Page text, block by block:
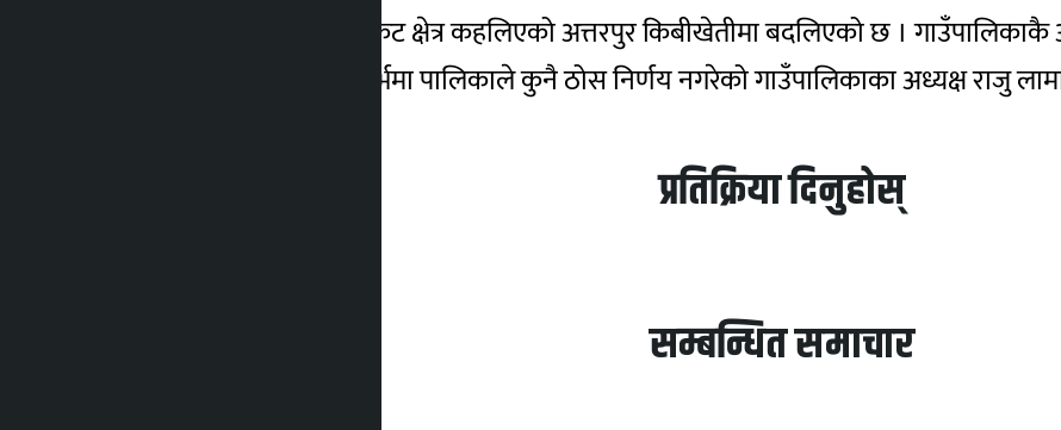
केही वर्षअघि अलैँचीको पकेट क्षेत्र कहलिएको अत्तरपुर किबीखेतीमा बदलिएको छ । गाउँपालिकाकै
रोग लागेर नष्ट भएको सन्दर्भमा पालिकाले कुनै ठोस निर्णय नगरेको गाउँपालिकाका अध्यक्ष राजु
प्रतिक्रिया दिनुहोस्
सम्बन्धित समाचार